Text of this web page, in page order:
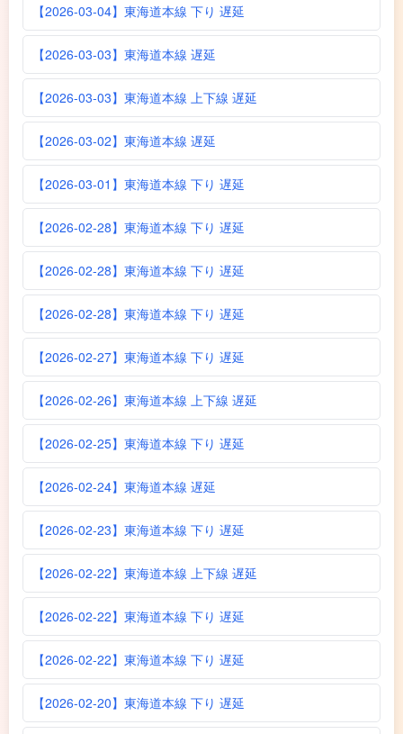
【2026-03-04】東海道本線 下り 遅延
【2026-03-03】東海道本線 遅延
【2026-03-03】東海道本線 上下線 遅延
【2026-03-02】東海道本線 遅延
【2026-03-01】東海道本線 下り 遅延
【2026-02-28】東海道本線 下り 遅延
【2026-02-28】東海道本線 下り 遅延
【2026-02-28】東海道本線 下り 遅延
【2026-02-27】東海道本線 下り 遅延
【2026-02-26】東海道本線 上下線 遅延
【2026-02-25】東海道本線 下り 遅延
【2026-02-24】東海道本線 遅延
【2026-02-23】東海道本線 下り 遅延
【2026-02-22】東海道本線 上下線 遅延
【2026-02-22】東海道本線 下り 遅延
【2026-02-22】東海道本線 下り 遅延
【2026-02-20】東海道本線 下り 遅延